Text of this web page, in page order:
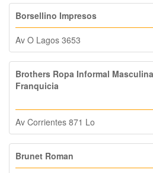
Borsellino Impresos
Av O Lagos 3653
Brothers Ropa Informal
Franquicia
Av Corrientes 871 Lo
Brunet Roman